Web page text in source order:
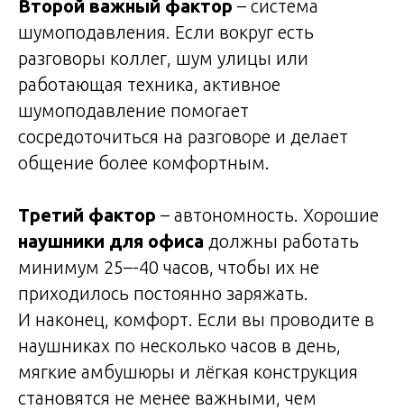
Второй важный фактор – система
шумоподавления. Если вокруг есть
разговоры коллег, шум улицы или
работающая техника, активное
шумоподавление помогает
сосредоточиться на разговоре и делает
общение более комфортным.
Третий фактор – автономность. Хорошие
наушники для офиса должны работать
минимум 25–-40 часов, чтобы их не
приходилось постоянно заряжать.
И наконец, комфорт. Если вы проводите в
наушниках по несколько часов в день,
мягкие амбушюры и лёгкая конструкция
становятся не менее важными, чем